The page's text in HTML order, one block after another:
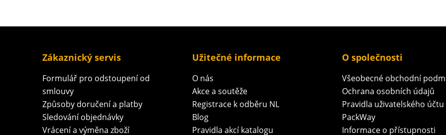
Zákaznický servis
Formulář pro odstoupení od
smlouvy
Způsoby doručení a platby
Sledování objednávky
Vrácení a výměna zboží
Užitečné informace
O nás
Akce a soutěže
Registrace k odběru NL
Blog
Pravidla akcí katalogu
O společnosti
Všeobecné obchodní
Ochrana osobních údajů
Pravidla uživatelského účtu
PackWay
Informace o přístupnosti